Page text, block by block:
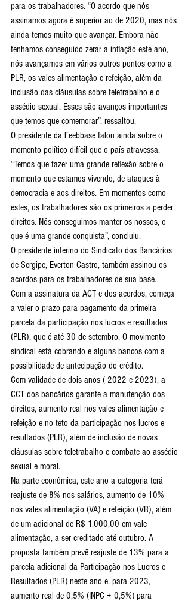
para os trabalhadores. “O acordo que nós
assinamos agora é superior ao de 2020, mas nós
ainda temos muito que avançar. Embora não
tenhamos conseguido zerar a inflação este ano,
nós avançamos em vários outros pontos como a
PLR, os vales alimentação e refeição, além da
inclusão das cláusulas sobre teletrabalho e o
assédio sexual. Esses são avanços importantes
que temos que comemorar”, ressaltou.
O presidente da Feebbase falou ainda sobre o
momento político difícil que o país atravessa.
“Temos que fazer uma grande reflexão sobre o
momento que estamos vivendo, de ataques à
democracia e aos direitos. Em momentos como
estes, os trabalhadores são os primeiros a perder
direitos. Nós conseguimos manter os nossos, o
que é uma grande conquista”, concluiu.
O presidente interino do Sindicato dos Bancários
de Sergipe, Everton Castro, também assinou os
acordos para os trabalhadores de sua base.
Com a assinatura da ACT e dos acordos, começa
a valer o prazo para pagamento da primeira
parcela da participação nos lucros e resultados
(PLR), que é até 30 de setembro. O movimento
sindical está cobrando e alguns bancos com a
possibilidade de antecipação do crédito.
Com validade de dois anos ( 2022 e 2023), a
CCT dos bancários garante a manutenção dos
direitos, aumento real nos vales alimentação e
refeição e no teto da participação nos lucros e
resultados (PLR), além de inclusão de novas
cláusulas sobre teletrabalho e combate ao assédio
sexual e moral.
Na parte econômica, este ano a categoria terá
reajuste de 8% nos salários, aumento de 10%
nos vales alimentação (VA) e refeição (VR), além
de um adicional de R$ 1.000,00 em vale
alimentação, a ser creditado até outubro. A
proposta também prevê reajuste de 13% para a
parcela adicional da Participação nos Lucros e
Resultados (PLR) neste ano e, para 2023,
aumento real de 0,5% (INPC + 0,5%) para